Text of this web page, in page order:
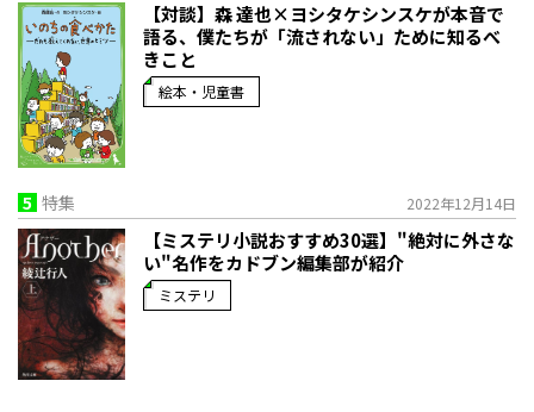
【対談】森 達也×ヨシタケシンスケが本音で
語る、僕たちが「流されない」ために知るべ
きこと
絵本・児童書
5 特集 2022年12月14日
【ミステリ小説おすすめ30選】"絶対に外さな
い"名作をカドブン編集部が紹介
ミステリ